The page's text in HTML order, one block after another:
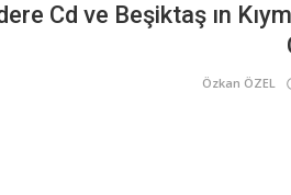
Cd ve Beşiktaş ın
Özkan ÖZEL
Ticari Gayrimenkul